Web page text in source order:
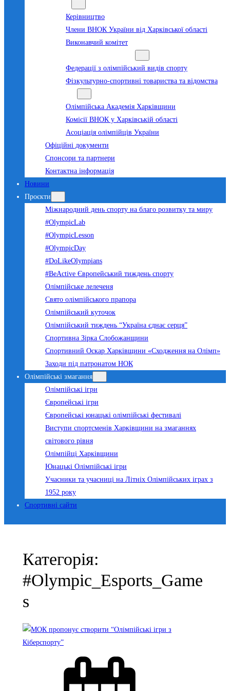
Керівництво
Члени ВНОК України від Харківської області
Виконавчий комітет
Федерації з олімпійський видів спорту
Фізкультурно-спортивні товариства та відомства
Олімпійська Академія Харківщини
Комісії ВНОК у Харківській області
Асоціація олімпійців України
Офіційні документи
Спонсори та партнери
Контактна інформація
Новини
Проєкти
Міжнародний день спорту на благо розвитку та миру
#OlympicLab
#OlympicLesson
#OlympicDay
#DoLikeOlympians
#BeActive Європейський тиждень спорту
Олімпійське лелеченя
Свято олімпійського прапора
Олімпійський куточок
Олімпійський тиждень “Україна єднає серця”
Спортивна Зірка Слобожанщини
Спортивний Оскар Харківщини «Сходження на Олімп»
Заходи під патронатом НОК
Олімпійські змагання
Олімпійські ігри
Європейські ігри
Європейські юнацькі олімпійські фестивалі
Виступи спортсменів Харківщини на змаганнях
світового рівня
Олімпійці Харківщини
Юнацькі Олімпійські ігри
Учасники та учасниці на Літніх Олімпійських іграх з
1952 року
Спортивні сайти
Категорія:
#Olympic_Esports_Game
s